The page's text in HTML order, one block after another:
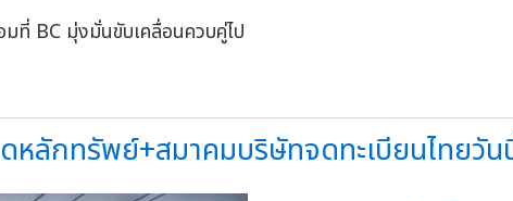
ที่ BC มุ่งมั่นขับเคลื่อนควบคู่ไป
ลักทรัพย์+สมาคมบริษัทจดทะเบียนไทยวัน